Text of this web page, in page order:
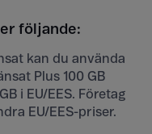
följande:
kan du använda
Plus 100 GB
i EU/EES. Företag
EU/EES-priser.